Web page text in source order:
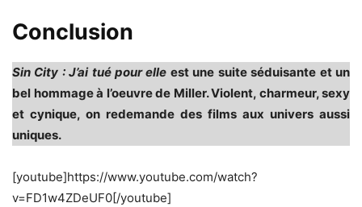
Conclusion
Sin City : J’ai tué pour elle est une suite séduisante et un
bel hommage à l’oeuvre de Miller. Violent, charmeur, sexy
et cynique, on redemande des films aux univers aussi
uniques.
[youtube]https://www.youtube.com/watch?
v=FD1w4ZDeUF0[/youtube]